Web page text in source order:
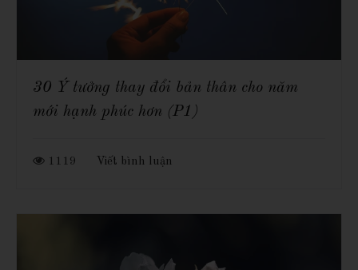
30 Ý tưởng thay đổi bản thân cho năm
mới hạnh phúc hơn (P1)
1119 Viết bình luận